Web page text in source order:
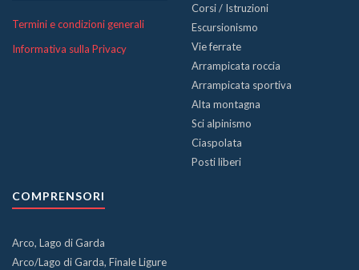
Termini e condizioni generali
Informativa sulla Privacy
Corsi / Istruzioni
Escursionismo
Vie ferrate
Arrampicata roccia
Arrampicata sportiva
Alta montagna
Sci alpinismo
Ciaspolata
Posti liberi
COMPRENSORI
Arco, Lago di Garda
Arco/Lago di Garda, Finale Ligure